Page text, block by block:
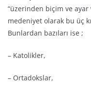
“üzerinden biçim ve
medeniyet olarak bu üç
Bunlardan bazıları ise ;
– Katolikler,
– Ortadokslar,